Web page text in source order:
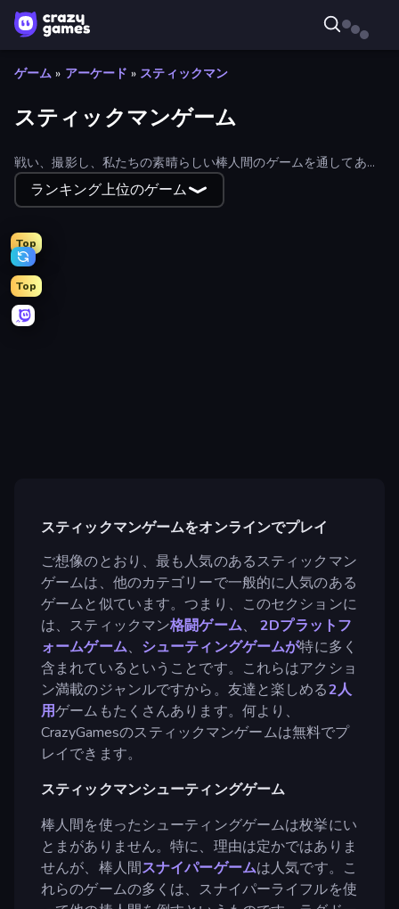
ゲーム » アーケード » スティックマン
スティックマンゲーム
戦い、撮影し、私たちの素晴らしい棒人間のゲームを通してあな
たの方法をレース！リストフィルターを使用してそれらを見つけ
ることによって、最新かつ最高の棒人間のゲームをプレイする。
ランキング上位のゲーム
Top
Top
スティックマンゲームをオンラインでプレイ
ご想像のとおり、最も人気のあるスティックマン
ゲームは、他のカテゴリーで一般的に人気のある
ゲームと似ています。つまり、このセクションに
は、スティックマン格闘ゲーム、2Dプラットフ
ォームゲーム、 シューティングゲームが特に多く
含まれているということです。これらはアクショ
ン満載のジャンルですから。友達と楽しめる2人
用ゲームもたくさんあります。何より、
CrazyGamesのスティックマンゲームは無料でプ
レイできます。
スティックマンシューティングゲーム
棒人間を使ったシューティングゲームは枚挙にい
とまがありません。特に、理由は定かではありま
せんが、棒人間スナイパーゲームは人気です。こ
れらのゲームの多くは、スナイパーライフルを使